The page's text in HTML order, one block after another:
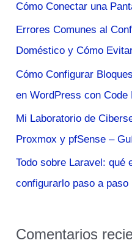
p
o
r
:
Cómo Conectar una
Errores Comunes al
Doméstico y Cómo
Cómo Configurar
en WordPress con Code
Mi Laboratorio de
Proxmox y pfSense –
Todo sobre Laravel: qué
configurarlo paso a paso
Comentarios